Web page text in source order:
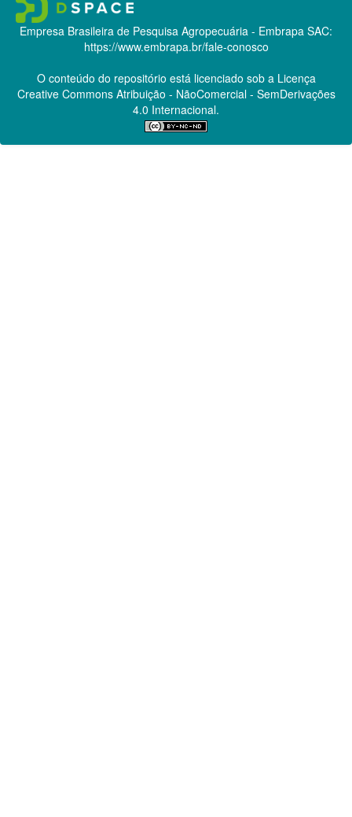
Empresa Brasileira de Pesquisa Agropecuária - Embrapa SAC:
https://www.embrapa.br/fale-conosco
O conteúdo do repositório está licenciado sob a Licença
Creative CommonsAtribuição - NãoComercial - SemDerivações
4.0 Internacional.